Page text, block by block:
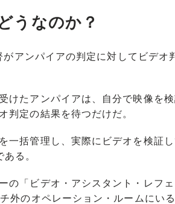
うなのか？
アンパイアの判定に対してビデオ
たアンパイアは、自分で映像を
判定の結果を待つだけだ。
括管理し、実際にビデオを検証
る。
「ビデオ・アシスタント・レフェ
外のオペレーション・ルームにい